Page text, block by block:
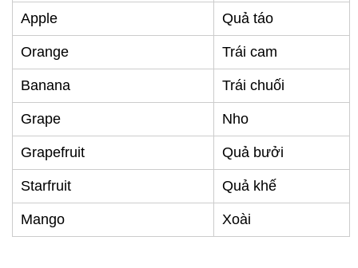
Apple Quả táo
Orange Trái cam
Banana Trái chuối
Grape Nho
Grapefruit Quả bưởi
Starfruit Quả khế
Mango Xoài